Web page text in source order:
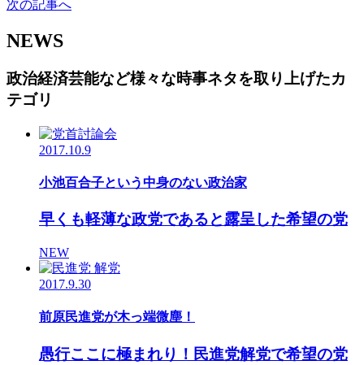
次の記事へ
NEWS
政治経済芸能など様々な時事ネタを取り上げたカ
テゴリ
2017.10.9
小池百合子という中身のない政治家
早くも軽薄な政党であると露呈した希望の党
NEW
2017.9.30
前原民進党が木っ端微塵！
愚行ここに極まれり！民進党解党で希望の党